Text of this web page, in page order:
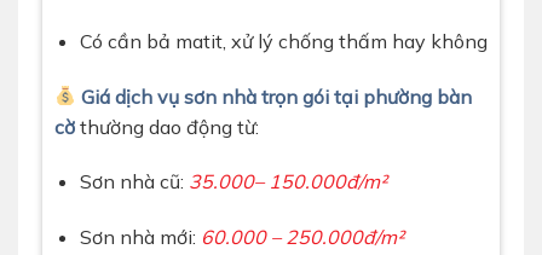
Có cần bả matit, xử lý chống thấm hay không
Giá dịch vụ sơn nhà trọn gói tại phường bàn
cờ thường dao động từ:
Sơn nhà cũ: 35.000– 150.000đ/m²
Sơn nhà mới: 60.000 – 250.000đ/m²